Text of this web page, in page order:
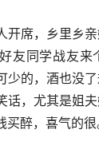
开席，乡里乡
友同学战友来
少的，酒也没
话，尤其是姐夫
醉，喜气的很